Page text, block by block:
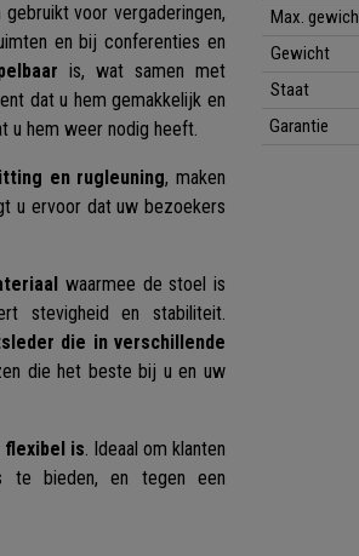
voor vergaderingen,
en bij conferenties en
is, wat samen met
dat u hem gemakkelijk en
u hem weer nodig heeft.
en rugleuning, maken
u ervoor dat uw bezoekers
waarmee de stoel is
stevigheid en stabiliteit.
die in verschillende
die het beste bij u en uw
is. Ideaal om klanten
te bieden, en tegen een
Max.
Gewicht
Staat
Garantie